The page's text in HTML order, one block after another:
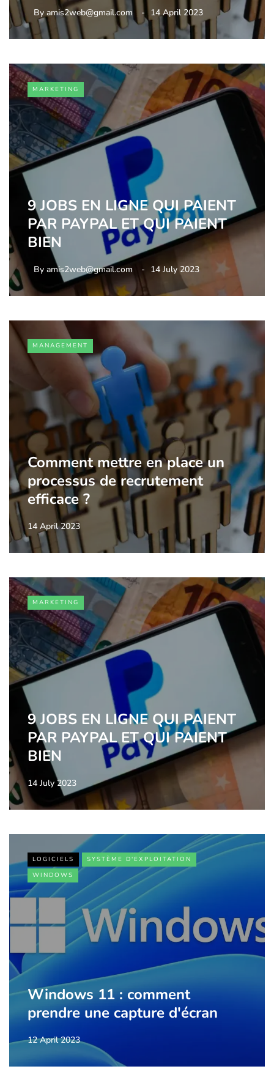
By amis2web@gmail.com 14 April 2023
MARKETING
9 JOBS EN LIGNE QUI PAIENT
PAR PAYPAL ET QUI PAIENT
BIEN
By amis2web@gmail.com 14 July 2023
MANAGEMENT
Comment mettre en place un
processus de recrutement
efficace ?
14 April 2023
MARKETING
9 JOBS EN LIGNE QUI PAIENT
PAR PAYPAL ET QUI PAIENT
BIEN
14 July 2023
LOGICIELS
SYSTÈME D'EXPLOITATION
WINDOWS
Windows 11 : comment
prendre une capture d'écran
12 April 2023